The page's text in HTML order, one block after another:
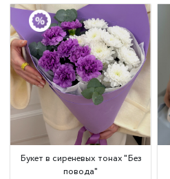
Букет в сиреневых тонах "Без
повода"